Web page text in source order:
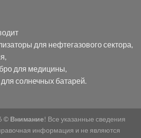
для нефтегазового сектора,
,
для медицины,
для солнечных батарей.
© Внимание! Все указанные сведения
информация и не являются